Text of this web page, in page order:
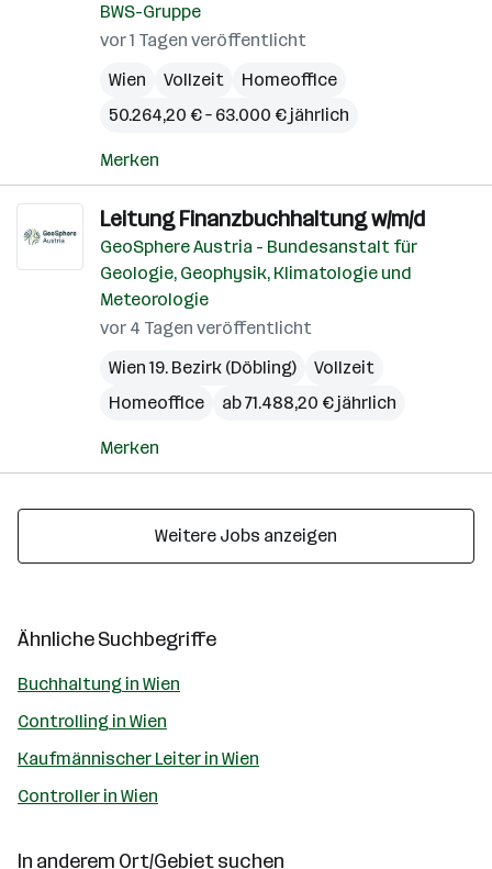
BWS-Gruppe
vor 1 Tagen veröffentlicht
Wien
Vollzeit
Homeoffice
50.264,20 € – 63.000 € jährlich
Merken
Leitung Finanzbuchhaltung w/m/d
GeoSphere Austria - Bundesanstalt für
Geologie, Geophysik, Klimatologie und
Meteorologie
vor 4 Tagen veröffentlicht
Wien 19. Bezirk (Döbling)
Vollzeit
Homeoffice
ab 71.488,20 € jährlich
Merken
Weitere Jobs anzeigen
Ähnliche Suchbegriffe
Buchhaltung in Wien
Controlling in Wien
Kaufmännischer Leiter in Wien
Controller in Wien
In anderem Ort/Gebiet suchen